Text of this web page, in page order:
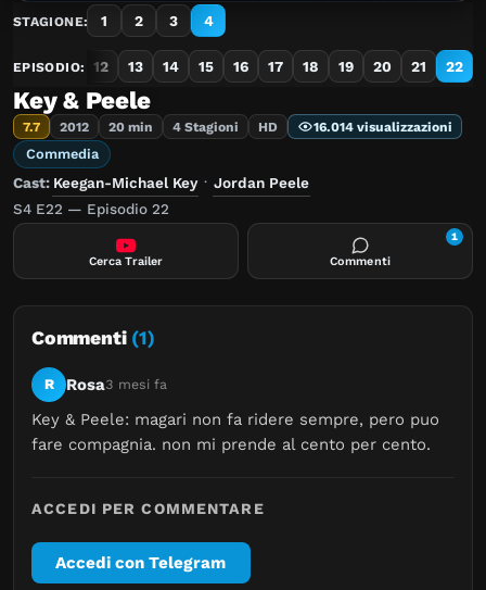
STAGIONE: 1 2 3 4
EPISODIO:
10 11 12 13 14 15 16 17 18 19 20 21 22
Key & Peele
7.7 2012 20 min 4 Stagioni HD 16.014 visualizzazioni
Commedia
Cast: Keegan-Michael Key· Jordan Peele
S4 E22 — Episodio 22
Cerca Trailer Commenti
1
Commenti (1)
R Rosa3 mesi fa
Key & Peele: magari non fa ridere sempre, pero puo
fare compagnia. non mi prende al cento per cento.
ACCEDI PER COMMENTARE
Accedi con Telegram